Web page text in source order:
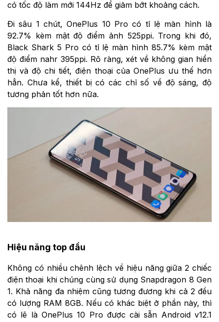
có tốc độ làm mới 144Hz để giảm bớt khoảng cách.
Đi sâu 1 chút, OnePlus 10 Pro có tỉ lệ màn hình là
92.7% kèm mật độ điểm ảnh 525ppi. Trong khi đó,
Black Shark 5 Pro có tỉ lệ màn hình 85.7% kèm mật
độ điểm nahr 395ppi. Rõ ràng, xét về không gian hiển
thị và độ chi tiết, điện thoại của OnePlus ưu thế hơn
hẳn. Chưa kể, thiết bị có các chỉ số về độ sáng, độ
tương phản tốt hơn nữa.
Hiệu năng top đầu
Không có nhiều chênh lệch về hiệu năng giữa 2 chiếc
điện thoại khi chúng cùng sử dụng Snapdragon 8 Gen
1. Khả năng đa nhiệm cũng tương đương khi cả 2 đều
có lượng RAM 8GB. Nếu có khác biệt ở phần này, thì
có lẽ là OnePlus 10 Pro được cài sẵn Android v12.1